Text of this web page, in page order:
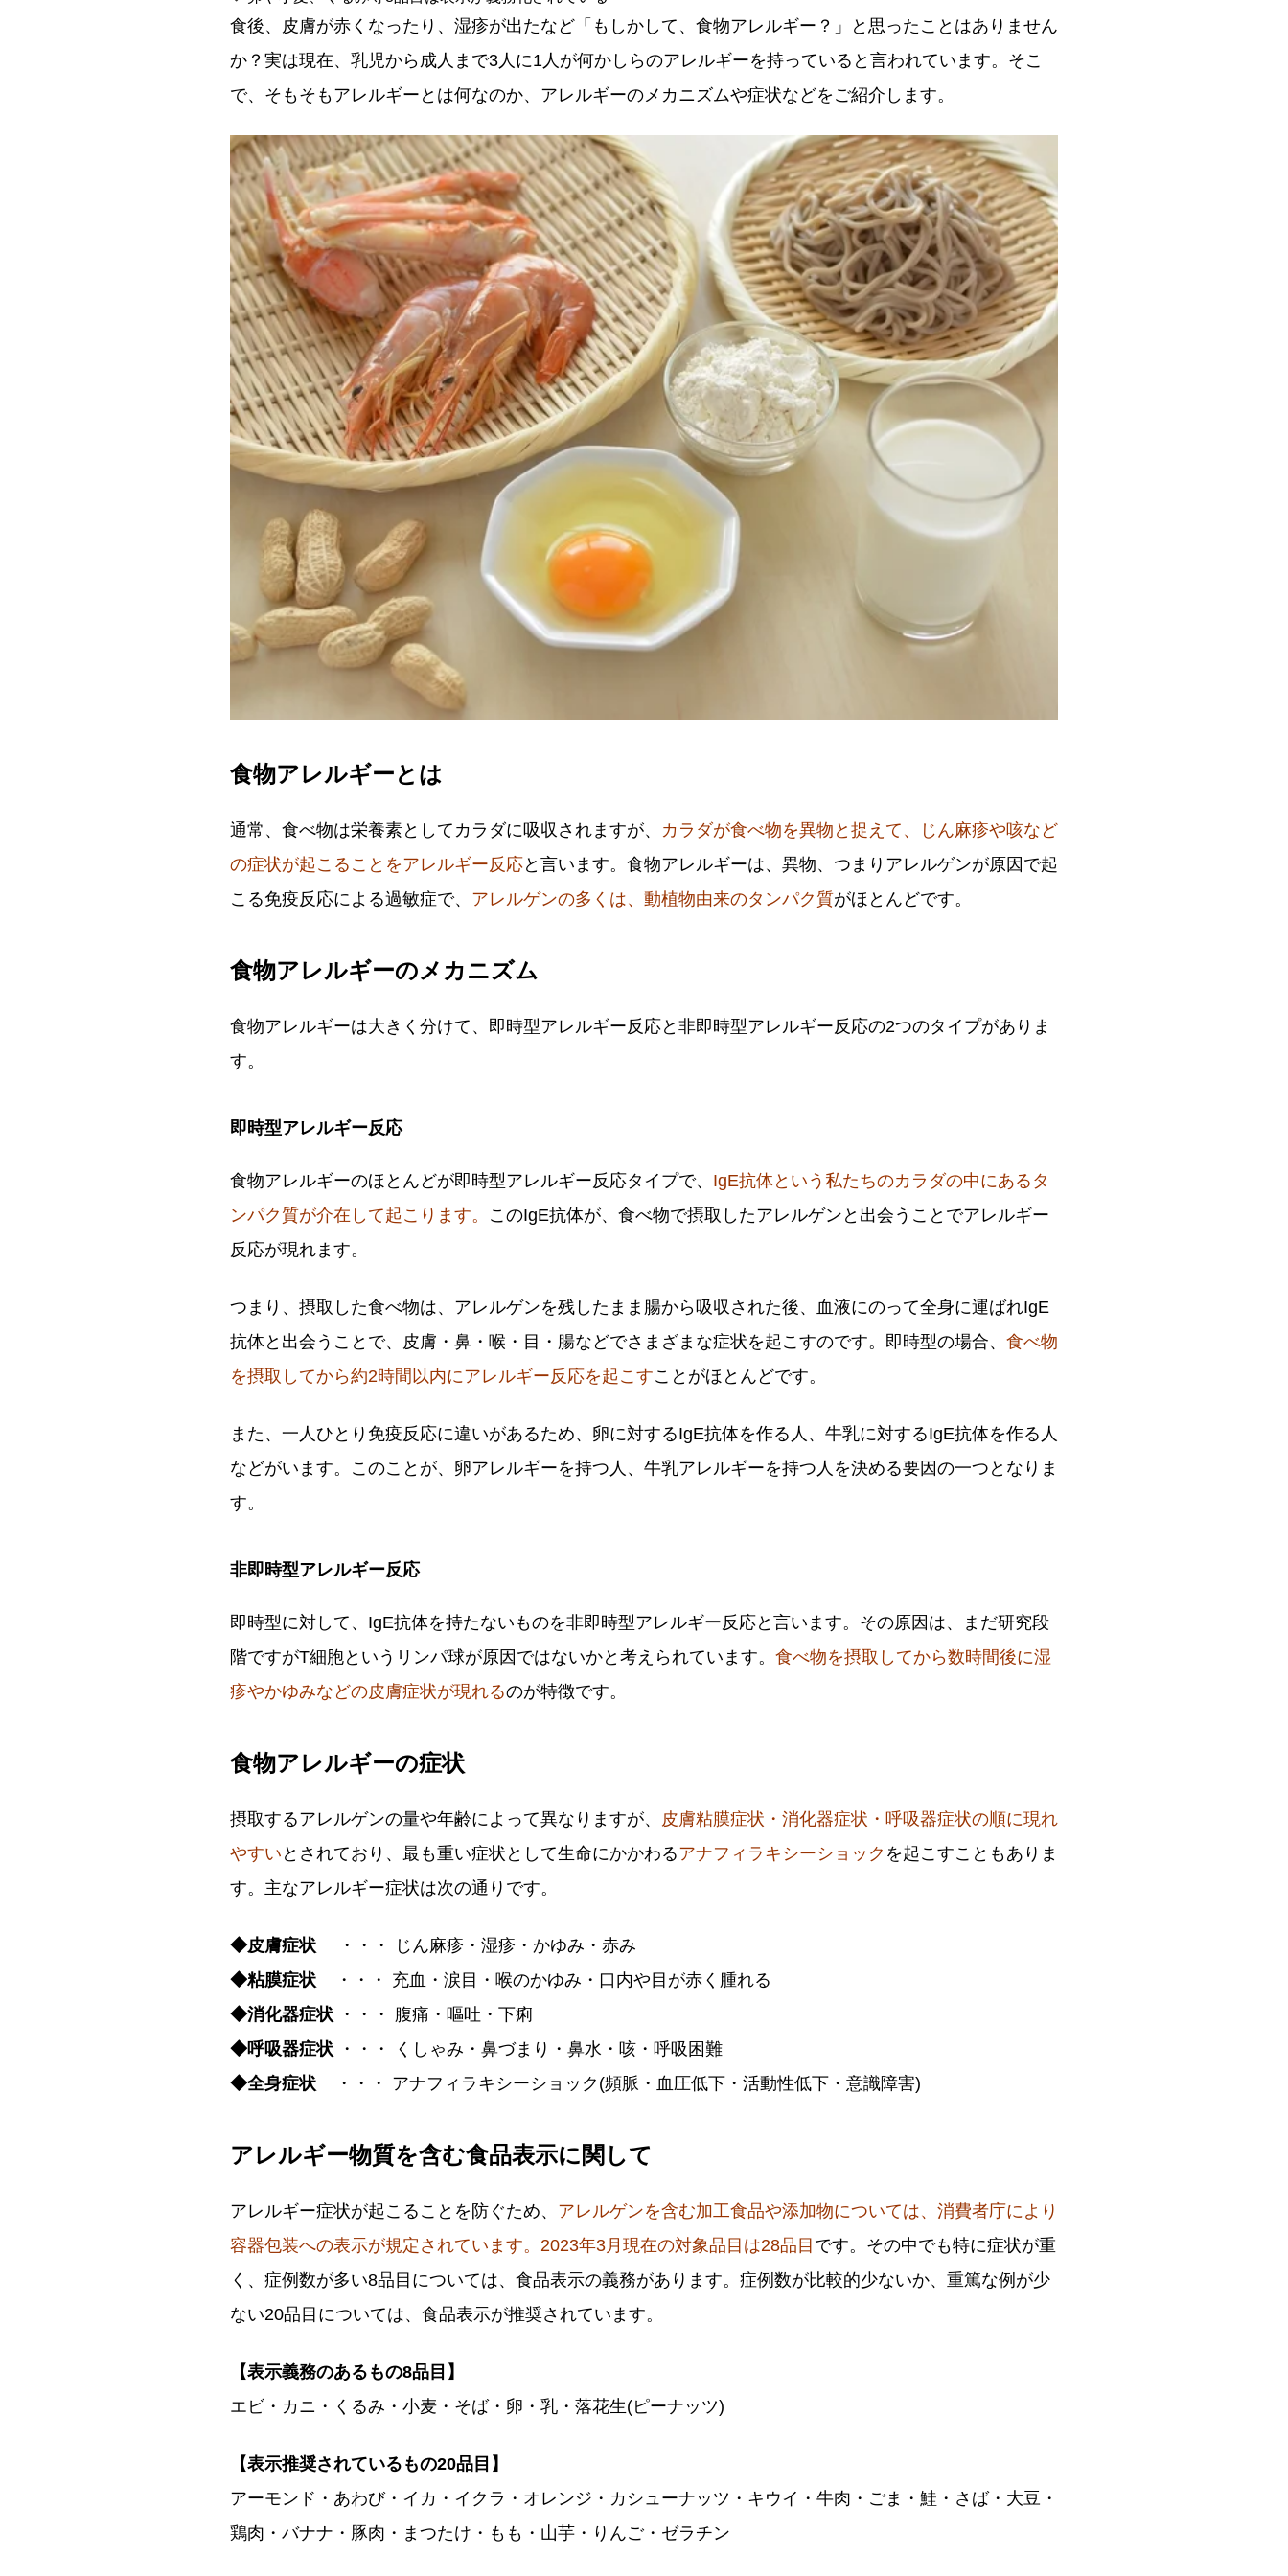
食後、皮膚が赤くなったり、湿疹が出たなど「もしかして、食物アレルギー？」と思ったことはありません
か？実は現在、乳児から成人まで3人に1人が何かしらのアレルギーを持っていると言われています。そこ
で、そもそもアレルギーとは何なのか、アレルギーのメカニズムや症状などをご紹介します。
食物アレルギーとは
通常、食べ物は栄養素としてカラダに吸収されますが、 カラダが食べ物を異物と捉えて、じん麻疹や咳など
の症状が起こることをアレルギー反応と言います。食物アレルギーは、異物、つまりアレルゲンが原因で起
こる免疫反応による過敏症で、 アレルゲンの多くは、動植物由来のタンパク質がほとんどです。
食物アレルギーのメカニズム
食物アレルギーは大きく分けて、即時型アレルギー反応と非即時型アレルギー反応の2つのタイプがありま
す。
即時型アレルギー反応
食物アレルギーのほとんどが即時型アレルギー反応タイプで、 IgE抗体という私たちのカラダの中にあるタ
ンパク質が介在して起こります。 このIgE抗体が、食べ物で摂取したアレルゲンと出会うことでアレルギー
反応が現れます。
つまり、摂取した食べ物は、アレルゲンを残したまま腸から吸収された後、血液にのって全身に運ばれIgE
抗体と出会うことで、皮膚・鼻・喉・目・腸などでさまざまな症状を起こすのです。即時型の場合、 食べ物
を摂取してから約2時間以内にアレルギー反応を起こすことがほとんどです。
また、一人ひとり免疫反応に違いがあるため、卵に対するIgE抗体を作る人、牛乳に対するIgE抗体を作る人
などがいます。このことが、卵アレルギーを持つ人、牛乳アレルギーを持つ人を決める要因の一つとなりま
す。
非即時型アレルギー反応
即時型に対して、IgE抗体を持たないものを非即時型アレルギー反応と言います。その原因は、まだ研究段
階ですがT細胞というリンパ球が原因ではないかと考えられています。 食べ物を摂取してから数時間後に湿
疹やかゆみなどの皮膚症状が現れるのが特徴です。
食物アレルギーの症状
摂取するアレルゲンの量や年齢によって異なりますが、 皮膚粘膜症状・消化器症状・呼吸器症状の順に現れ
やすい とされており、最も重い症状として生命にかかわるアナフィラキシーショック を起こすこともありま
す。主なアレルギー症状は次の通りです。
◆皮膚症状 ・・・ じん麻疹・湿疹・かゆみ・赤み
◆粘膜症状 ・・・ 充血・涙目・喉のかゆみ・口内や目が赤く腫れる
◆消化器症状 ・・・ 腹痛・嘔吐・下痢
◆呼吸器症状 ・・・ くしゃみ・鼻づまり・鼻水・咳・呼吸困難
◆全身症状 ・・・ アナフィラキシーショック(頻脈・血圧低下・活動性低下・意識障害)
アレルギー物質を含む食品表示に関して
アレルギー症状が起こることを防ぐため、 アレルゲンを含む加工食品や添加物については、消費者庁により
容器包装への表示が規定されています。2023年3月現在の対象品目は28品目 です。その中でも特に症状が重
く、症例数が多い8品目については、食品表示の義務があります。症例数が比較的少ないか、重篤な例が少
ない20品目については、食品表示が推奨されています。
【表示義務のあるもの8品目】
エビ・カニ・くるみ・小麦・そば・卵・乳・落花生(ピーナッツ)
【表示推奨されているもの20品目】
アーモンド・あわび・イカ・イクラ・オレンジ・カシューナッツ・キウイ・牛肉・ごま・鮭・さば・大豆・
鶏肉・バナナ・豚肉・まつたけ・もも・山芋・りんご・ゼラチン